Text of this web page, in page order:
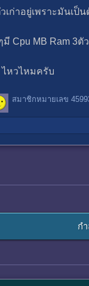
ก่าอยู่เพราะมันเ
Cpu MB Ram 3
ไหวไหมครับ
สมาชิกหมายเลข
ก